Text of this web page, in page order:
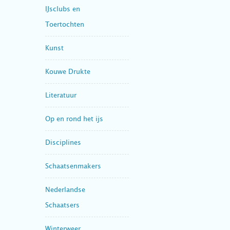
IJsclubs en
Toertochten
Kunst
Kouwe Drukte
Literatuur
Op en rond het ijs
Disciplines
Schaatsenmakers
Nederlandse
Schaatsers
Winterweer